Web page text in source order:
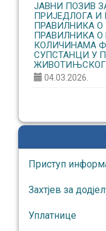
ЈАВНИ ПОЗИВ
ПРИЈЕДЛОГА И
ПРАВИЛНИКА
ПРАВИЛНИКА
КОЛИЧИНАМА
СУПСТАНЦИ У
ЖИВОТИЊСКОГ
04.03.2026.
Приступ
Захтјев за
Уплатнице